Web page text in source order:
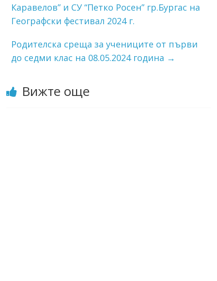
Каравелов” и СУ “Петко Росен” гр.Бургас на
Географски фестивал 2024 г.
Родителска среща за учениците от първи
до седми клас на 08.05.2024 година →
Вижте още